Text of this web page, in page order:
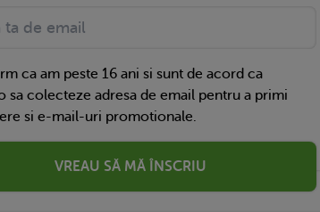
ca am peste 16 ani si sunt de acord ca
sa colecteze adresa de email pentru a primi
si e-mail-uri promotionale.
VREAU SĂ MĂ ÎNSCRIU